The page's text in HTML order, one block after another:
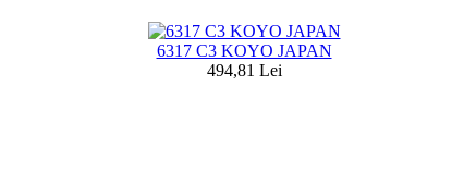
6317 C3 KOYO JAPAN
494,81 Lei